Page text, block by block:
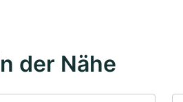
der Nähe